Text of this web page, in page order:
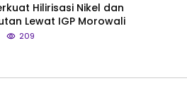
Hilirisasi Nikel dan
Lewat IGP Morowali
209